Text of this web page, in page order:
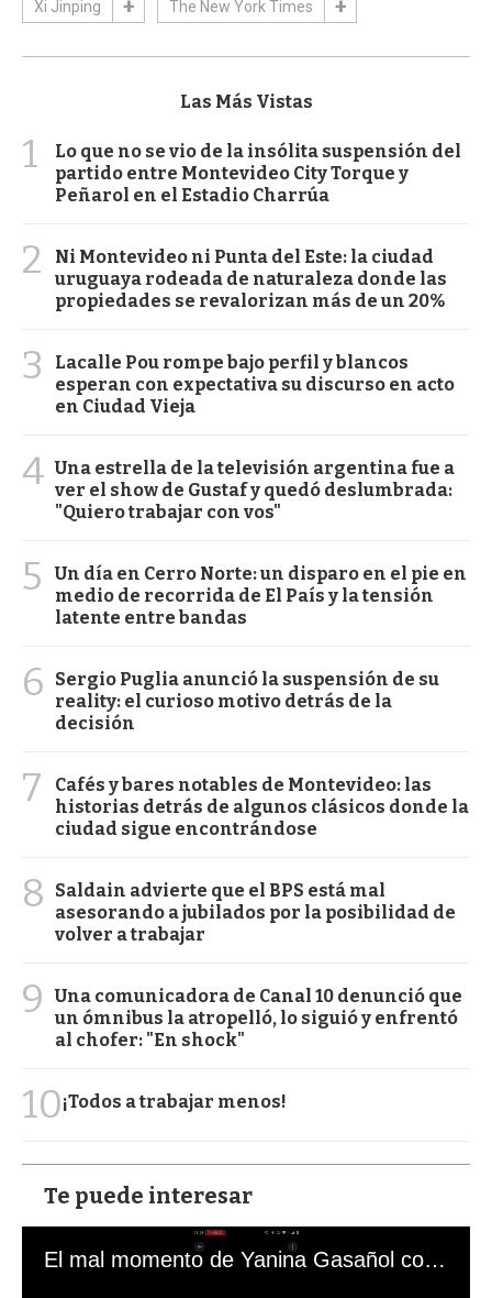
Xi Jinping The New York Times
Las Más Vistas
1
Lo que no se vio de la insólita suspensión del
partido entre Montevideo City Torque y
Peñarol en el Estadio Charrúa
2
Ni Montevideo ni Punta del Este: la ciudad
uruguaya rodeada de naturaleza donde las
propiedades se revalorizan más de un 20%
3
Lacalle Pou rompe bajo perfil y blancos
esperan con expectativa su discurso en acto
en Ciudad Vieja
4 Una estrella de la televisión argentina fue a
ver el show de Gustaf y quedó deslumbrada:
"Quiero trabajar con vos"
5
Un día en Cerro Norte: un disparo en el pie en
medio de recorrida de El País y la tensión
latente entre bandas
6
Sergio Puglia anunció la suspensión de su
reality: el curioso motivo detrás de la
decisión
7
Cafés y bares notables de Montevideo: las
historias detrás de algunos clásicos donde la
ciudad sigue encontrándose
8
Saldain advierte que el BPS está mal
asesorando a jubilados por la posibilidad de
volver a trabajar
9
Una comunicadora de Canal 10 denunció que
un ómnibus la atropelló, lo siguió y enfrentó
al chofer: "En shock"
10¡Todos a trabajar menos!
Te puede interesar
El mal momento de Yanina Gasañol con un hincha argentino en "Subrayado"